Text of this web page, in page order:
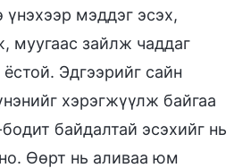
үнэхээр мэддэг эсэх,
муугаас зайлж чаддаг
Эдгээрийг сайн
хэрэгжүүлж байгаа
байдалтай эсэхийг нь
Өөрт нь аливаа юм